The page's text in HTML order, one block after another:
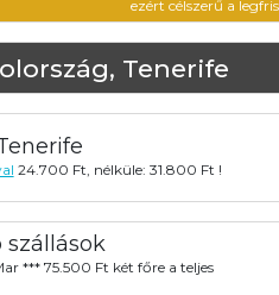
ezért célszerű a
Tenerife
24.700 Ft, nélküle: 31.800 Ft !
szállások
*** 75.500 Ft két főre a teljes